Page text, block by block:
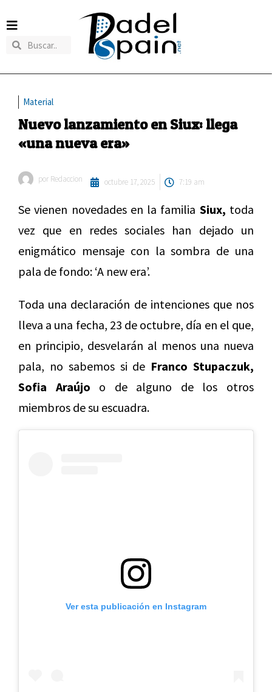
Material
Nuevo lanzamiento en Siux: llega
«una nueva era»
por Redaccion octubre 17, 2025 7:19 am
Se vienen novedades en la familia Siux, toda
vez que en redes sociales han dejado un
enigmático mensaje con la sombra de una
pala de fondo: ‘A new era’.
Toda una declaración de intenciones que nos
lleva a una fecha, 23 de octubre, día en el que,
en principio, desvelarán al menos una nueva
pala, no sabemos si de Franco Stupaczuk,
Sofia Araújo o de alguno de los otros
miembros de su escuadra.
Ver esta publicación en Instagram